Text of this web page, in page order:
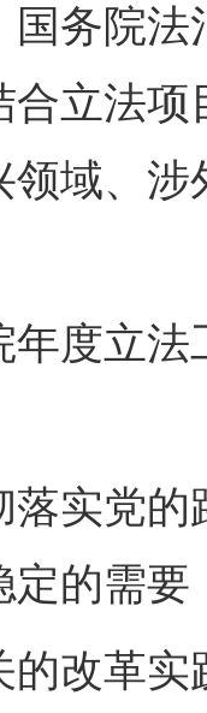
院法治
合立法
领域、
立法
党的
定的需要
革实